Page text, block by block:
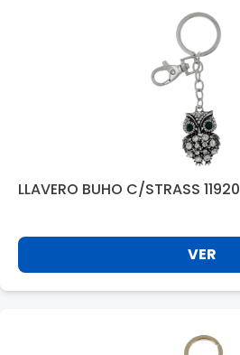
LLAVERO BUHO C/STRASS 11920
VER